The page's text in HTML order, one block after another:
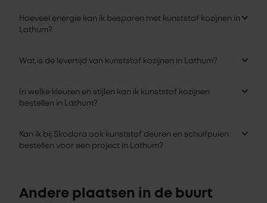
Hoeveel energie kan ik besparen met kunststof kozijnen in
Lathum?
Wat is de levertijd van kunststof kozijnen in Lathum?
In welke kleuren en stijlen kan ik kunststof kozijnen
bestellen in Lathum?
Kan ik bij Skodora ook kunststof deuren en schuifpuien
bestellen voor een project in Lathum?
Andere plaatsen in de buurt